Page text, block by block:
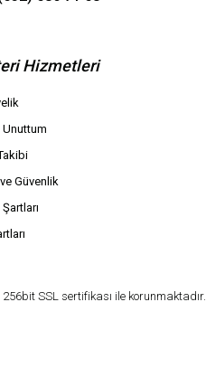
Hizmetleri
Güvenlik
SSL sertifikası ile korunmaktadır.